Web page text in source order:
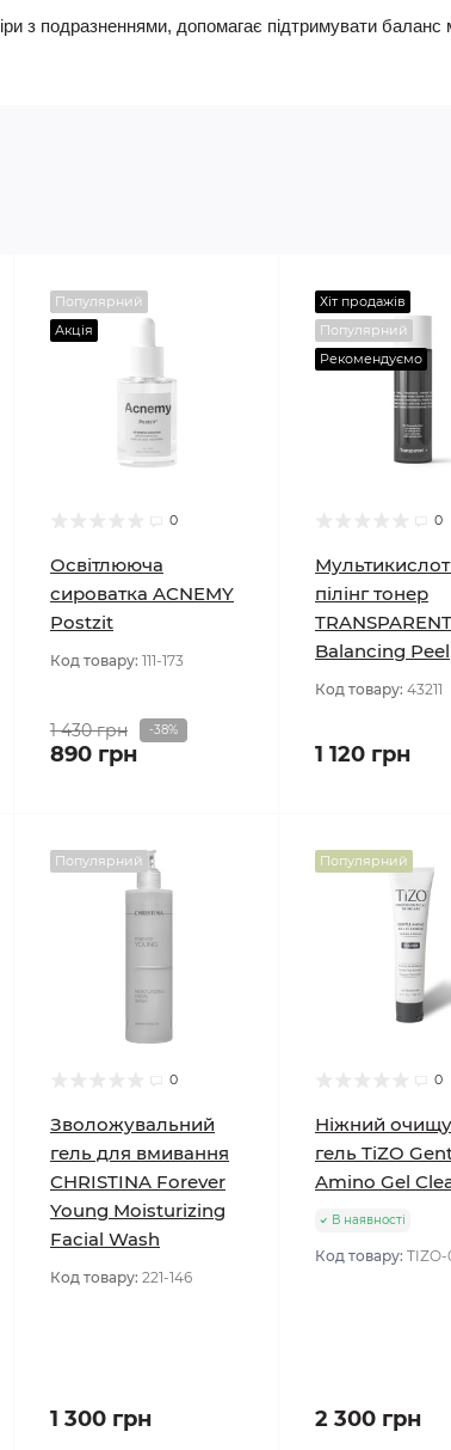
з подразненнями, допомагає підтримувати баланс
Популярний
Акція
0
Освітлююча
сироватка ACNEMY
Postzit
Код товару: 111-173
1 430 грн -38%
890 грн
Хіт продажів
Популярний
Рекомендуємо
0
пілінг тонер
Balancing Peel
Код товару: 43211
1 120 грн
Популярний
0
Зволожувальний
гель для вмивання
CHRISTINA Forever
Young Moisturizing
Facial Wash
Код товару: 221-146
1 300 грн
Популярний
0
Ніжний
гель TiZO
Amino Gel
В наявності
Код товару: TIZO-
2 300 грн